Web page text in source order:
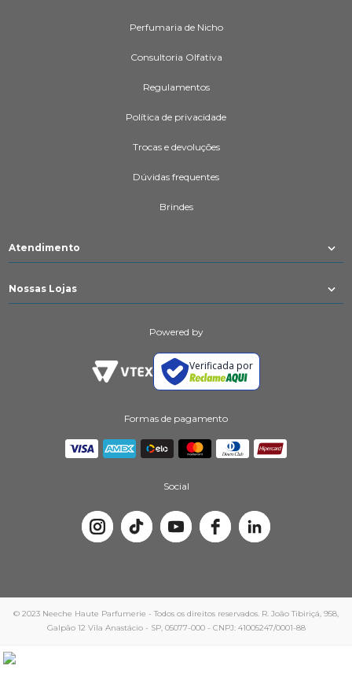
Perfumaria de Nicho
Consultoria Olfativa
Regulamentos
Política de privacidade
Trocas e devoluções
Dúvidas frequentes
Brindes
Atendimento
Nossas Lojas
Powered by
Verificada por
Formas de pagamento
Social
© 2023 Neeche Haute Parfumerie - Todos os direitos reservados. R. João Tibiriçá, 958,
Galpão 12 Vila Anastácio - SP, 05077-000 - CNPJ: 41005247/0001-88